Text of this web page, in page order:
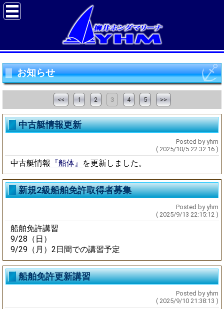
お知らせ
<< 1 2 3 4 5 >>
中古艇情報更新
Posted by yhm
( 2025/10/5 22:32:16 )
中古艇情報 『船体』 を更新しました。
新規2級船舶免許取得者募集
Posted by yhm
( 2025/9/13 22:15:12 )
船舶免許講習
9/28（日）
9/29（月）2日間での講習予定
船舶免許更新講習
Posted by yhm
( 2025/9/10 21:38:13 )